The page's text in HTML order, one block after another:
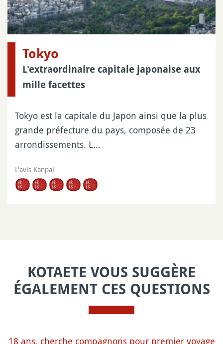
Tokyo
L'extraordinaire capitale japonaise aux
mille facettes
Tokyo est la capitale du Japon ainsi que la plus
grande préfecture du pays, composée de 23
arrondissements. L…
L'avis Kanpai
KOTAETE VOUS SUGGÈRE
ÉGALEMENT CES QUESTIONS
18 ans, cherche compagnons pour premier voyage